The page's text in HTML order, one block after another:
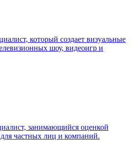
который создает визуальные
шоу, видеоигр и
занимающийся оценкой
частных лиц и компаний.